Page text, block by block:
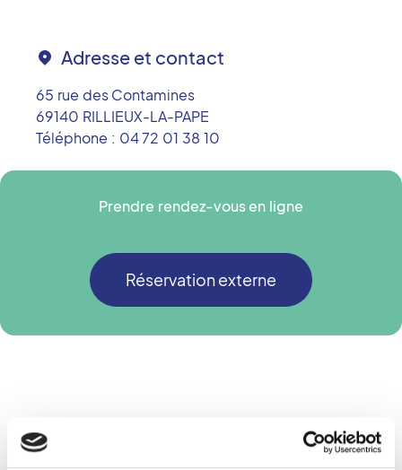
Adresse et contact
65 rue des Contamines
69140 RILLIEUX-LA-PAPE
Téléphone : 04 72 01 38 10
Prendre rendez-vous en ligne
Réservation externe